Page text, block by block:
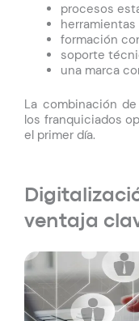
procesos
formación
soporte
una marca
La combinación
los franquiciados
el primer día.
ventaja